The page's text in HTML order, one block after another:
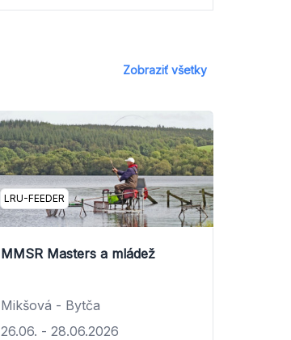
Zobraziť všetky
LRU-FEEDER
MMSR Masters a mládež
Mikšová - Bytča
26.06. - 28.06.2026